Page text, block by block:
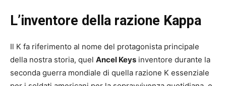
L’inventore della razione Kappa
Il K fa riferimento al nome del protagonista principale
della nostra storia, quel Ancel Keys inventore durante la
seconda guerra mondiale di quella razione K essenziale